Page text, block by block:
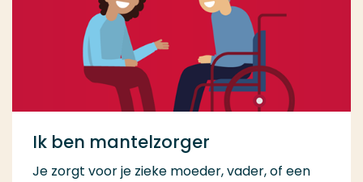
Ik ben mantelzorger
Je zorgt voor je zieke moeder, vader, of een